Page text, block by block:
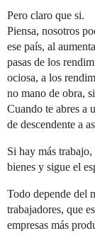
Pero claro que si.
Piensa, nosotros
ese país, al
pasas de los
ociosa, a los
no mano de obra,
Cuando te abres a
de descendente a
Si hay más
bienes y sigue el
Todo depende del
trabajadores, que
empresas más